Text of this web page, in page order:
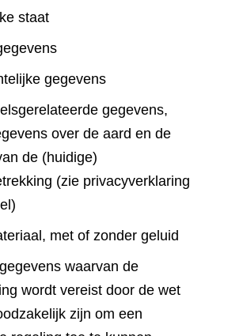
staat
gegevens
gegevens,
over de aard en de
de (huidige)
(zie privacyverklaring
met of zonder geluid
waarvan de
wordt vereist door de wet
zijn om een